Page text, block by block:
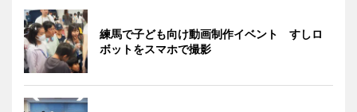
練馬で子ども向け動画制作イベント すしロ
ボットをスマホで撮影